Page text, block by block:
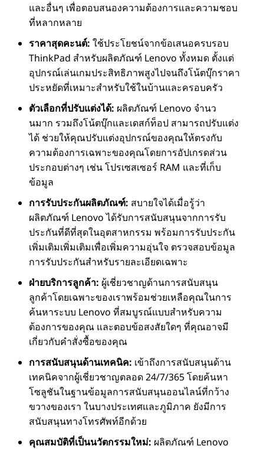
และอื่นๆ เพื่อตอบสนองความต้องการและความชอบ
ที่หลากหลาย
ราคาสุดคะนต์: ใช้ประโยชน์จากข้อเสนอครบรอบ
ThinkPad สําหรับผลิตภัณฑ์ Lenovo ทั้งหมด ตั้งแต่
อุปกรณ์เล่นเกมประสิทธิภาพสูงไปจนถึงโน้ตบุ๊กราคา
ประหยัดที่เหมาะสําหรับใช้ในบ้านและครอบครัว
ตัวเลือกที่ปรับแต่งได้: ผลิตภัณฑ์ Lenovo จํานว
นมาก รวมถึงโน้ตบุ๊กและเดสก์ท็อป สามารถปรับแต่ง
ได้ ช่วยให้คุณปรับแต่งอุปกรณ์ของคุณให้ตรงกับ
ความต้องการเฉพาะของคุณโดยการอัปเกรดส่วน
ประกอบต่างๆ เช่น โปรเซสเซอร์ RAM และที่เก็บ
ข้อมูล
การรับประกันผลิตภัณฑ์: สบายใจได้เมื่อรู้ว่า
ผลิตภัณฑ์ Lenovo ได้รับการสนับสนุนจากการรับ
ประกันที่ดีที่สุดในอุตสาหกรรม พร้อมการรับประกัน
เพิ่มเติมเพิ่มเติมเพื่อเพิ่มความอุ่นใจ ตรวจสอบข้อมูล
การรับประกันสําหรับรายละเอียดเฉพาะ
ฝ่ายบริการลูกค้า: ผู้เชี่ยวชาญด้านการสนับสนุน
ลูกค้าโดยเฉพาะของเราพร้อมช่วยเหลือคุณในการ
ค้นหาระบบ Lenovo ที่สมบูรณ์แบบสําหรับความ
ต้องการของคุณ และตอบข้อสงสัยใดๆ ที่คุณอาจมี
เกี่ยวกับคําสั่งซื้อของคุณ
การสนับสนุนด้านเทคนิค: เข้าถึงการสนับสนุนด้าน
เทคนิคจากผู้เชี่ยวชาญตลอด 24/7/365 โดยค้นหา
โซลูชันในฐานข้อมูลการสนับสนุนออนไลน์ที่กว้าง
ขวางของเรา ในบางประเทศและภูมิภาค ยังมีการ
สนับสนุนทางโทรศัพท์อีกด้วย
คุณสมบัติที่เป็นนวัตกรรมใหม่: ผลิตภัณฑ์ Lenovo